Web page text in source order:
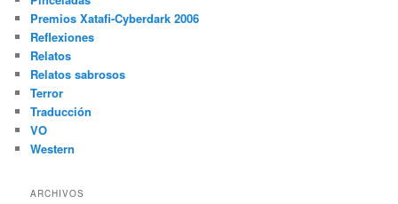
Premios Xatafi-Cyberdark 2006
Reflexiones
Relatos
Relatos sabrosos
Terror
Traducción
VO
Western
ARCHIVOS